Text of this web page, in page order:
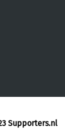
Supporters.nl